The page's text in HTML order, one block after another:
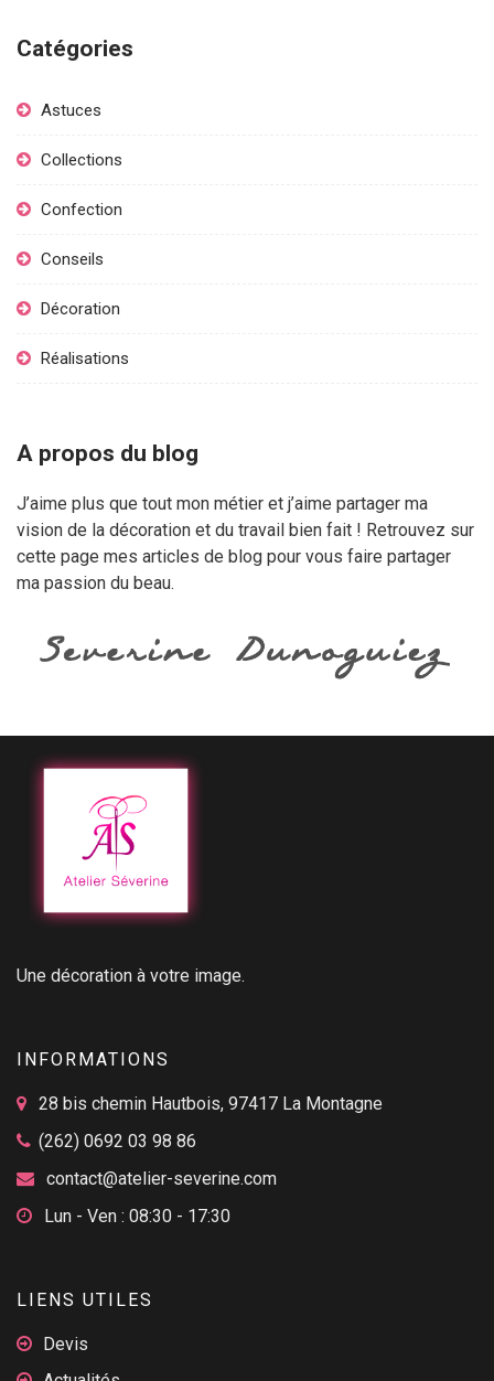
Catégories
Astuces
Collections
Confection
Conseils
Décoration
Réalisations
A propos du blog
J’aime plus que tout mon métier et j’aime partager ma
vision de la décoration et du travail bien fait ! Retrouvez sur
cette page mes articles de blog pour vous faire partager
ma passion du beau.
Une décoration à votre image.
INFORMATIONS
28 bis chemin Hautbois, 97417 La Montagne
(262) 0692 03 98 86
contact@atelier-severine.com
Lun - Ven : 08:30 - 17:30
LIENS UTILES
Devis